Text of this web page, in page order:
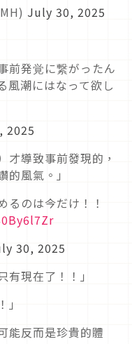
July 30, 2025
前発覚に繋がったん
風潮にはなって欲し
2025
才導致事前發現的，
風氣。」
るのは今だけ！！
30, 2025
有現在了！！」
能反而是珍貴的體